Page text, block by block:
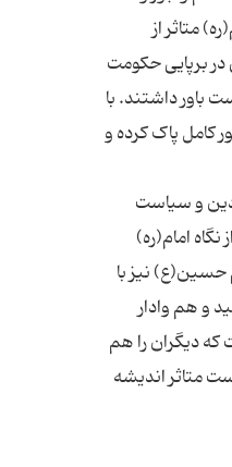
متاثر از
در برپایی حکومت
باور داشتند. با
کامل پاک کرده و
دین و سیاست
امام(ره)
حسین(ع) نیز با
و هم وادار
دیگران را هم
کند.» 2 پیوند میان دین و سیاست متاثر اندیشه